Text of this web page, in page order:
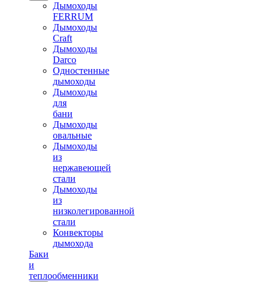
Дымоходы
FERRUM
Дымоходы
Craft
Дымоходы
Darco
Одностенные
дымоходы
Дымоходы
для
бани
Дымоходы
овальные
Дымоходы
из
нержавеющей
стали
Дымоходы
из
низколегированной
стали
Конвекторы
дымохода
Баки
и
теплообменники